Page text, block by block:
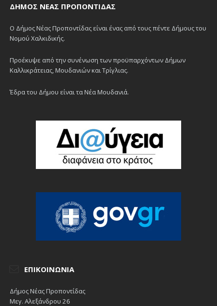
ΔΉΜΟΣ ΝΈΑΣ ΠΡΟΠΟΝΤΊΔΑΣ
Ο Δήμος Νέας Προποντίδας είναι ένας από τους πέντε Δήμους του
Νομού Χαλκιδικής.
Προέκυψε από την συνένωση των προϋπαρχόντων Δήμων
Καλλικράτειας, Μουδανιών και Τρίγλιας.
Έδρα του Δήμου είναι τα Νέα Μουδανιά.
ΕΠΙΚΟΙΝΩΝΊΑ
Δήμος Νέας Προποντίδας
Μεγ. Αλεξάνδρου 26